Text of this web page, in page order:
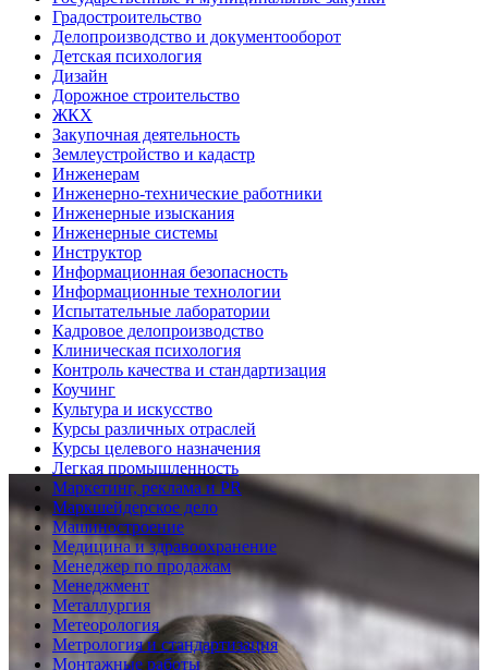
Градостроительство
Делопроизводство и документооборот
Детская психология
Дизайн
Дорожное строительство
ЖКХ
Закупочная деятельность
Землеустройство и кадастр
Инженерам
Инженерно-технические работники
Инженерные изыскания
Инженерные системы
Инструктор
Информационная безопасность
Информационные технологии
Испытательные лаборатории
Кадровое делопроизводство
Клиническая психология
Контроль качества и стандартизация
Коучинг
Культура и искусство
Курсы различных отраслей
Курсы целевого назначения
Легкая промышленность
Маркетинг, реклама и PR
Маркшейдерское дело
Машиностроение
Медицина и здравоохранение
Менеджер по продажам
Менеджмент
Металлургия
Метеорология
Метрология и стандартизация
Монтажные работы